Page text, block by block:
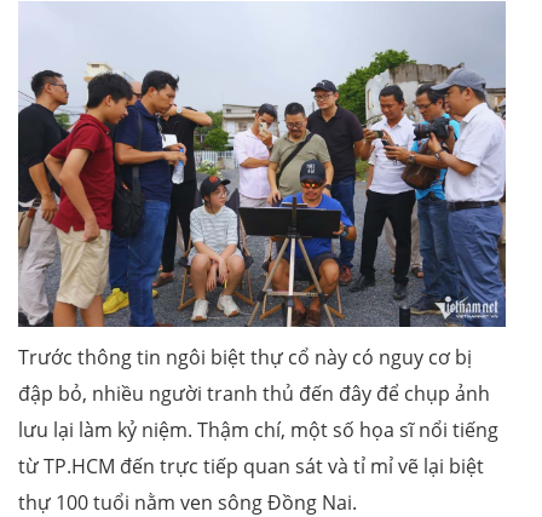
Trước thông tin ngôi biệt thự cổ này có nguy cơ bị
đập bỏ, nhiều người tranh thủ đến đây để chụp ảnh
lưu lại làm kỷ niệm. Thậm chí, một số họa sĩ nổi tiếng
từ TP.HCM đến trực tiếp quan sát và tỉ mỉ vẽ lại biệt
thự 100 tuổi nằm ven sông Đồng Nai.